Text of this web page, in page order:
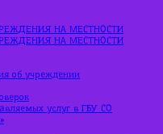
НА МЕСТНОСТИ
НА МЕСТНОСТИ
об учреждении
услуг в ГБУ СО